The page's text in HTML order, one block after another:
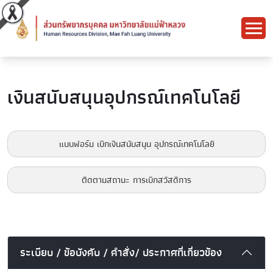
เงินสนับสนุนอุปกรณ์เทคโนโลยี
แบบฟอร์ม เบิกเงินสนับสนุน อุปกรณ์เทคโนโลยี
ติดตามสถานะ การเบิกสวัสดิการ
ระเบียบ / ข้อบังคับ / คำสั่ง/ ประกาศที่เกี่ยวข้อง